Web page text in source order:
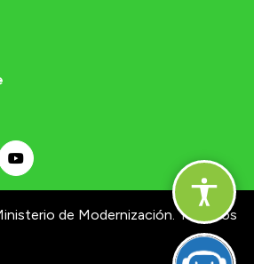
de Modernización. Términos